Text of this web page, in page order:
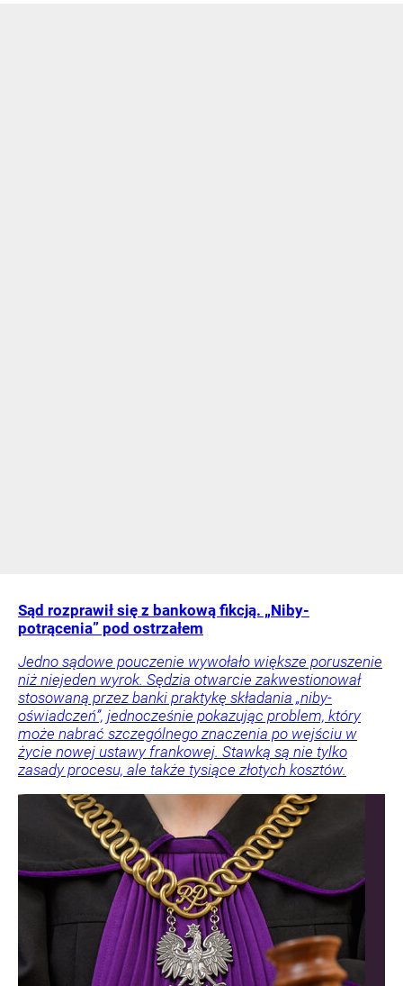
Sąd rozprawił się z bankową fikcją. „Niby-
potrącenia” pod ostrzałem
Jedno sądowe pouczenie wywołało większe poruszenie
niż niejeden wyrok. Sędzia otwarcie zakwestionował
stosowaną przez banki praktykę składania „niby-
oświadczeń”, jednocześnie pokazując problem, który
może nabrać szczególnego znaczenia po wejściu w
życie nowej ustawy frankowej. Stawką są nie tylko
zasady procesu, ale także tysiące złotych kosztów.